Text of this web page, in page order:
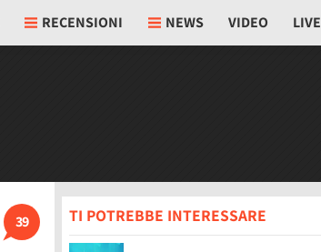
RECENSIONI NEWS VIDEO LIVE
39 TI POTREBBE INTERESSARE